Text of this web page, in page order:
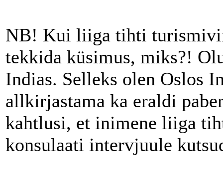
NB! Kui liiga tihti
tekkida küsimus, miks?!
Indias. Selleks olen Oslos
allkirjastama ka eraldi
kahtlusi, et inimene liiga
konsulaati intervjuule